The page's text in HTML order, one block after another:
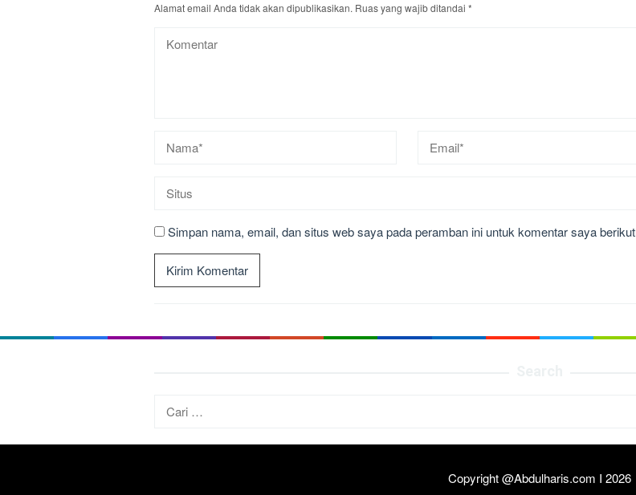
Alamat email Anda tidak akan dipublikasikan. Ruas yang wajib ditandai *
Simpan nama, email, dan situs web saya pada peramban ini untuk komentar saya
Cari
Copyright @Abdulharis.com I 2026